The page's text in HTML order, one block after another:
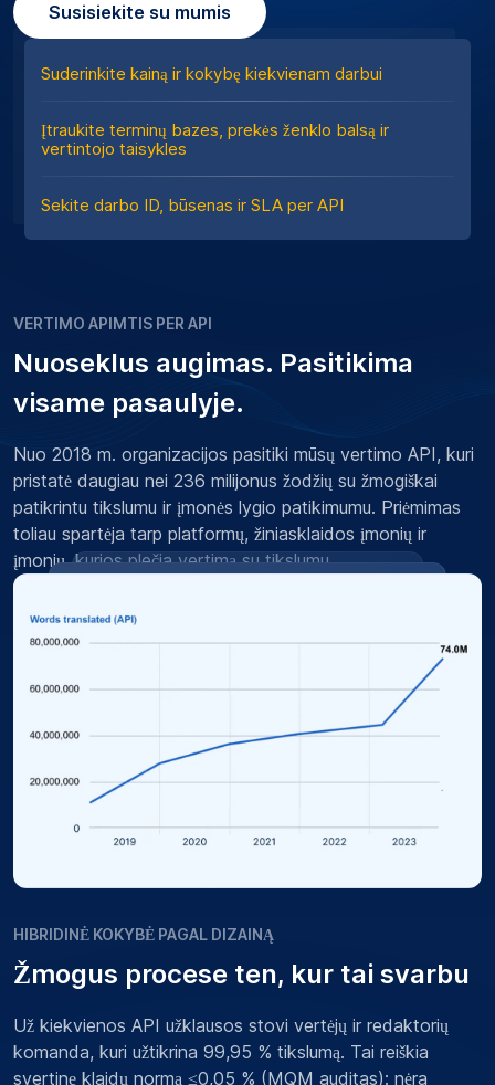
Suderinkite kainą ir kokybę kiekvienam darbui
Įtraukite terminų bazes, prekės ženklo balsą ir
vertintojo taisykles
Sekite darbo ID, būsenas ir SLA per API
Susisiekite su mumis
VERTIMO APIMTIS PER API
Nuoseklus augimas. Pasitikima
visame pasaulyje.
Nuo 2018 m. organizacijos pasitiki mūsų vertimo API, kuri
pristatė daugiau nei 236 milijonus žodžių su žmogiškai
patikrintu tikslumu ir įmonės lygio patikimumu. Priėmimas
toliau spartėja tarp platformų, žiniasklaidos įmonių ir
įmonių, kurios plečia vertimą su tikslumu.
HIBRIDINĖ KOKYBĖ PAGAL DIZAINĄ
Žmogus procese ten, kur tai svarbu
Už kiekvienos API užklausos stovi vertėjų ir redaktorių
komanda, kuri užtikrina 99,95 % tikslumą. Tai reiškia
svertinę klaidų normą ≤0,05 % (MQM auditas): nėra